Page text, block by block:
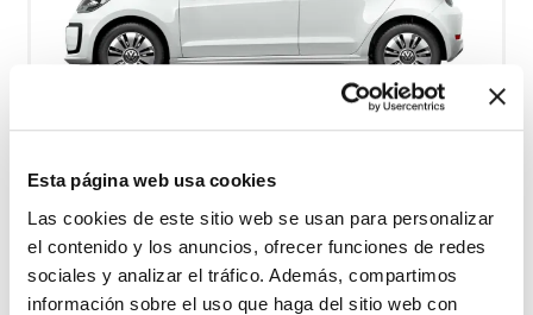
Esta página web usa cookies
Las cookies de este sitio web se usan para personalizar
el contenido y los anuncios, ofrecer funciones de redes
sociales y analizar el tráfico. Además, compartimos
información sobre el uso que haga del sitio web con
VW UP - minste personbil - eldre modell
Free milage / unlimited km
2kr per extra km 4 Fuel